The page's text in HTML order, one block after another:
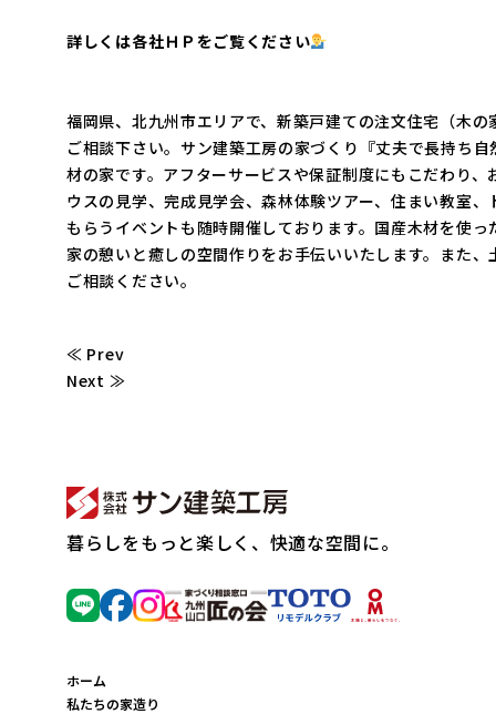
詳しくは各社ＨＰをご覧ください
福岡県、北九州市エリアで、新築戸建ての注文住宅（木
ご相談下さい。サン建築工房の家づくり『丈夫で長持ち
材の家です。アフターサービスや保証制度にもこだわり
ウスの見学、完成見学会、森林体験ツアー、住まい教室
もらうイベントも随時開催しております。国産木材を使
家の憩いと癒しの空間作りをお手伝いいたします。また
ご相談ください。
≪ Prev
Next ≫
暮らしをもっと楽しく、快適な空間に。
ホーム
私たちの家造り